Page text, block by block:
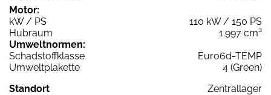
Motor:
kW / PS
110 kW / 150 PS
Hubraum
1.997 cm³
Umweltnormen:
Schadstoffklasse
Euro6d-TEMP
Umweltplakette
4 (Green)
Standort
Zentrallager